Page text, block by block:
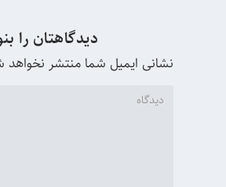
دیدگاهتان را
نشانی ایمیل شما منتشر